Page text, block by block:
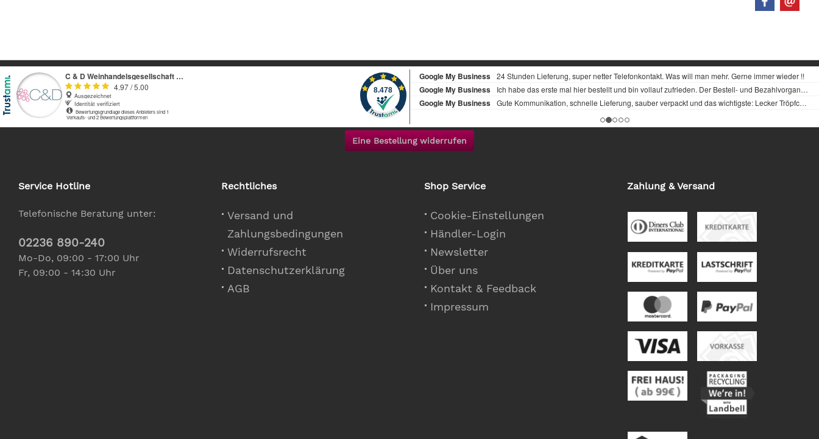
Eine Bestellung widerrufen
Service Hotline
Telefonische Beratung unter:
02236 890-240
Mo-Do, 09:00 - 17:00 Uhr
Fr, 09:00 - 14:30 Uhr
Rechtliches
Versand und
Zahlungsbedingungen
Widerrufsrecht
Datenschutzerklärung
AGB
Shop Service
Cookie-Einstellungen
Händler-Login
Newsletter
Über uns
Kontakt & Feedback
Impressum
Zahlung & Versand